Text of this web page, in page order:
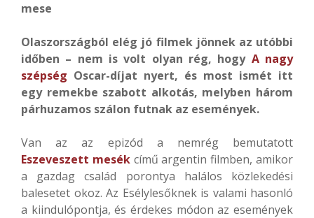
mese
Olaszországból elég jó filmek jönnek az utóbbi
időben – nem is volt olyan rég, hogy A nagy
szépség Oscar-díjat nyert, és most ismét itt
egy remekbe szabott alkotás, melyben három
párhuzamos szálon futnak az események.
Van az az epizód a nemrég bemutatott
Eszeveszett mesékcímű argentin filmben, amikor
a gazdag család porontya halálos közlekedési
balesetet okoz. Az Esélylesőknek is valami hasonló
a kiindulópontja, és érdekes módon az események